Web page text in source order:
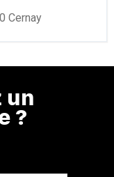
Cernay
un
?